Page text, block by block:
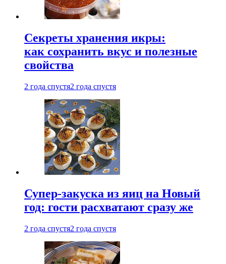
Секреты хранения икры:
как сохранить вкус и полезные
свойства
2 года спустя2 года спустя
Супер-закуска из яиц на Новый
год: гости расхватают сразу же
2 года спустя2 года спустя